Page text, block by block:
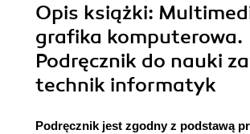
Opis książki:
grafika komputerowa.
Podręcznik do nauki
technik informatyk
Podręcznik jest zgodny z podstawą